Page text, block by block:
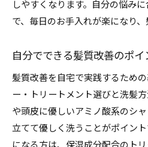
しやすくなります。自分の悩み
で、毎日のお手入れが楽になり、
自分でできる髪質改善のポイ
髪質改善を自宅で実践するため
ー・トリートメント選びと洗髪
や頭皮に優しいアミノ酸系のシ
立てて優しく洗うことがポイン